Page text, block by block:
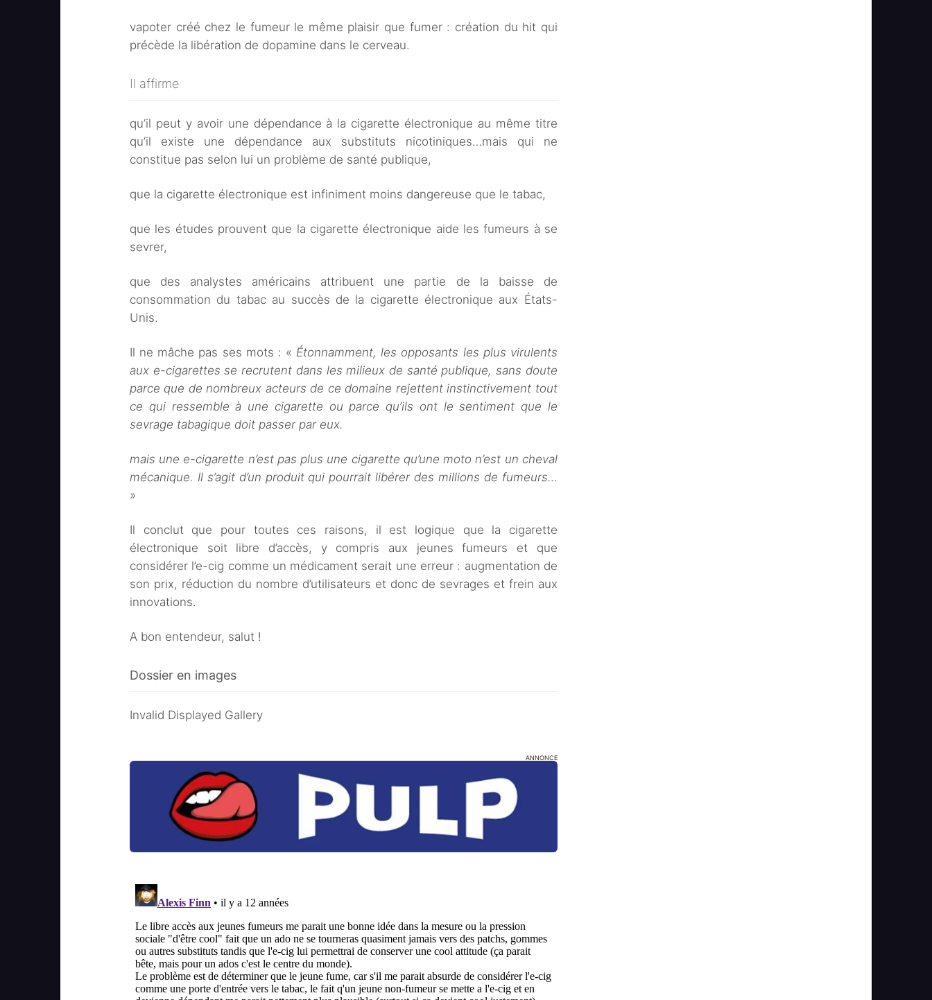
vapoter créé chez le fumeur le même plaisir que fumer : création du hit qui
précède la libération de dopamine dans le cerveau.
Il affirme
qu’il peut y avoir une dépendance à la cigarette électronique au même titre
qu’il existe une dépendance aux substituts nicotiniques…mais qui ne
constitue pas selon lui un problème de santé publique,
que la cigarette électronique est infiniment moins dangereuse que le tabac,
que les études prouvent que la cigarette électronique aide les fumeurs à se
sevrer,
que des analystes américains attribuent une partie de la baisse de
consommation du tabac au succès de la cigarette électronique aux États-
Unis.
Il ne mâche pas ses mots : « Étonnamment, les opposants les plus virulents
aux e-cigarettes se recrutent dans les milieux de santé publique, sans doute
parce que de nombreux acteurs de ce domaine rejettent instinctivement tout
ce qui ressemble à une cigarette ou parce qu’ils ont le sentiment que le
sevrage tabagique doit passer par eux.
mais une e-cigarette n’est pas plus une cigarette qu’une moto n’est un cheval
mécanique. Il s’agit d’un produit qui pourrait libérer des millions de fumeurs…
»
Il conclut que pour toutes ces raisons, il est logique que la cigarette
électronique soit libre d’accès, y compris aux jeunes fumeurs et que
considérer l’e-cig comme un médicament serait une erreur : augmentation de
son prix, réduction du nombre d’utilisateurs et donc de sevrages et frein aux
innovations.
A bon entendeur, salut !
Dossier en images
Invalid Displayed Gallery
ANNONCE